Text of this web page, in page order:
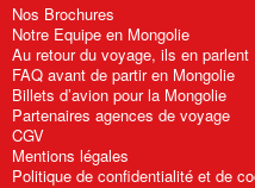
Nos Brochures
Notre Equipe en Mongolie
Au retour du voyage, ils en parlent
FAQ avant de partir en Mongolie
Billets d’avion pour la Mongolie
Partenaires agences de voyage
CGV
Mentions légales
Politique de confidentialité et de